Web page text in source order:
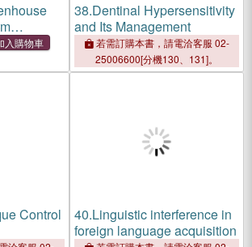
&
38.Dentinal Hypersensitivity
and Its Management
若需訂購本書，請電洽客服 02-
25006600[分機130、131]。
Control 40.Linguistic interference in
foreign language acquisition